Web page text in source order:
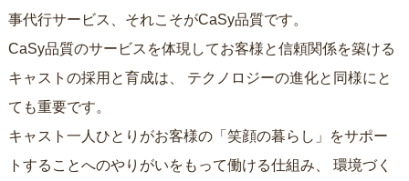
事代行サービス、それこそがCaSy品質です。
CaSy品質のサービスを体現してお客様と信頼関係を築ける
キャストの採用と育成は、
ても重要です。
キャスト一人ひとりがお客様の「笑顔の暮らし」をサポー
トすることへのやりがいをもって働ける仕組み、